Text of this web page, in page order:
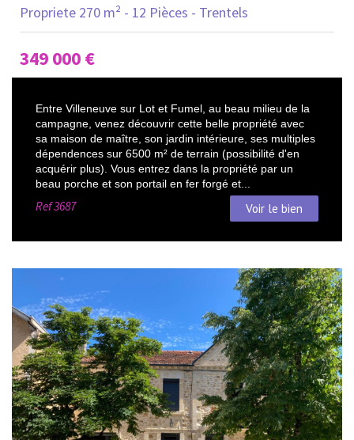
Propriete 270 m² - 12 Pièces - Trentels
349 000 €
Entre Villeneuve sur Lot et Fumel, au beau milieu de la
campagne, venez découvrir cette belle propriété avec
sa maison de maître, son jardin intérieure, ses multiples
dépendences sur 6500 m² de terrain (possibilité d'en
acquérir plus). Vous entrez dans la propriété par un
beau porche et son portail en fer forgé et...
Ref3687 Voir le bien